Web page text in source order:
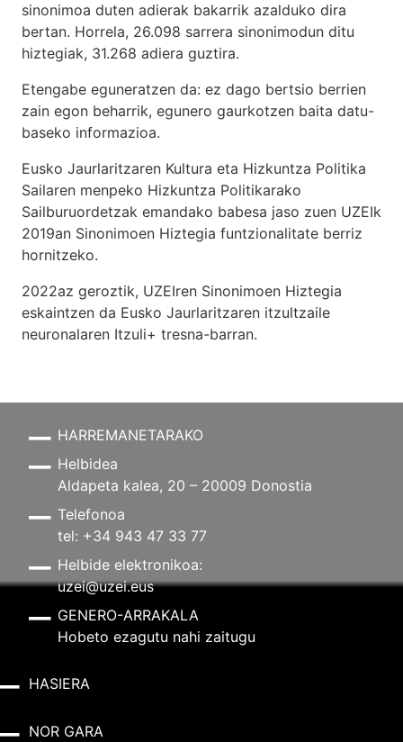
sinonimoa duten adierak bakarrik azalduko dira
bertan. Horrela, 26.098 sarrera sinonimodun ditu
hiztegiak, 31.268 adiera guztira.
Etengabe eguneratzen da: ez dago bertsio berrien
zain egon beharrik, egunero gaurkotzen baita datu-
baseko informazioa.
Eusko Jaurlaritzaren Kultura eta Hizkuntza Politika
Sailaren menpeko Hizkuntza Politikarako
Sailburuordetzak emandako babesa jaso zuen UZEIk
2019an Sinonimoen Hiztegia funtzionalitate berriz
hornitzeko.
2022az geroztik, UZEIren Sinonimoen Hiztegia
eskaintzen da Eusko Jaurlaritzaren itzultzaile
neuronalaren Itzuli+ tresna-barran.
HARREMANETARAKO
Helbidea
Aldapeta kalea, 20 – 20009 Donostia
Telefonoa
tel: +34 943 47 33 77
Helbide elektronikoa:
uzei@uzei.eus
GENERO-ARRAKALA
Hobeto ezagutu nahi zaitugu
HASIERA
NOR GARA